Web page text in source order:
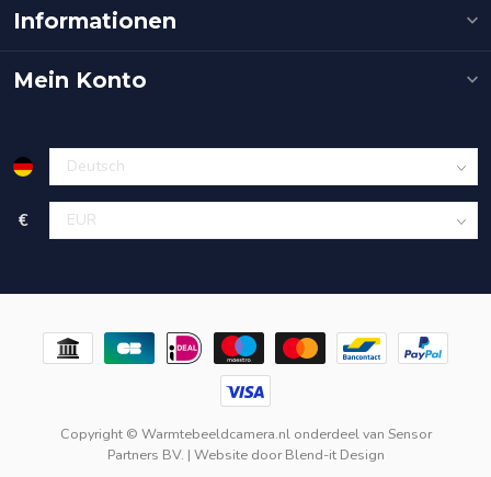
Informationen
Mein Konto
€
Copyright © Warmtebeeldcamera.nl onderdeel van Sensor
Partners BV. | Website doorBlend-it Design